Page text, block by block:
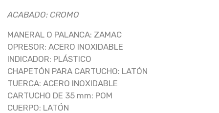
ACABADO: CROMO
MANERAL O PALANCA: ZAMAC
OPRESOR: ACERO INOXIDABLE
INDICADOR: PLÁSTICO
CHAPETÓN PARA CARTUCHO: LATÓN
TUERCA: ACERO INOXIDABLE
CARTUCHO DE 35 mm: POM
CUERPO: LATÓN